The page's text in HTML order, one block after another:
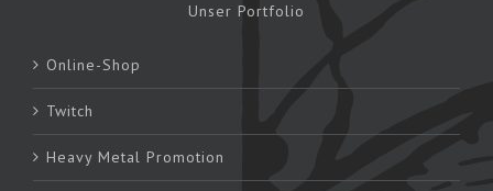
Unser Portfolio
Online-Shop
Twitch
Heavy Metal Promotion